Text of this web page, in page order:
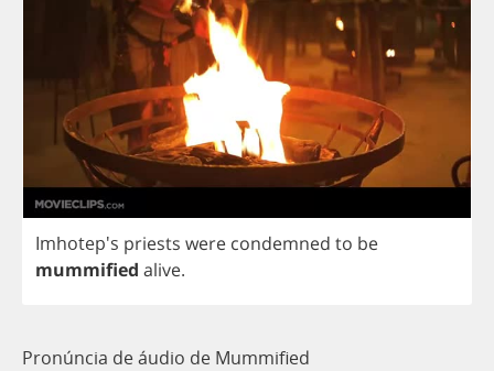
Imhotep's priests were condemned to be
mummified alive.
Pronúncia de áudio de Mummified